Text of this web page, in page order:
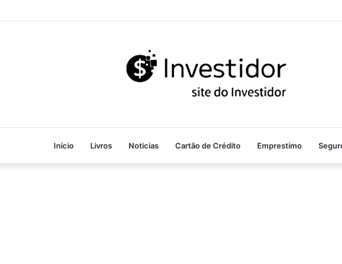
Início Livros Noticias Cartão de Crédito Emprestimo